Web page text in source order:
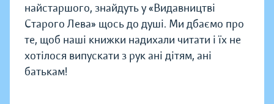
найстаршого, знайдуть у «Видавництві
Старого Лева» щось до душі. Ми дбаємо про
те, щоб наші книжки надихали читати і їх не
хотілося випускати з рук ані дітям, ані
батькам!